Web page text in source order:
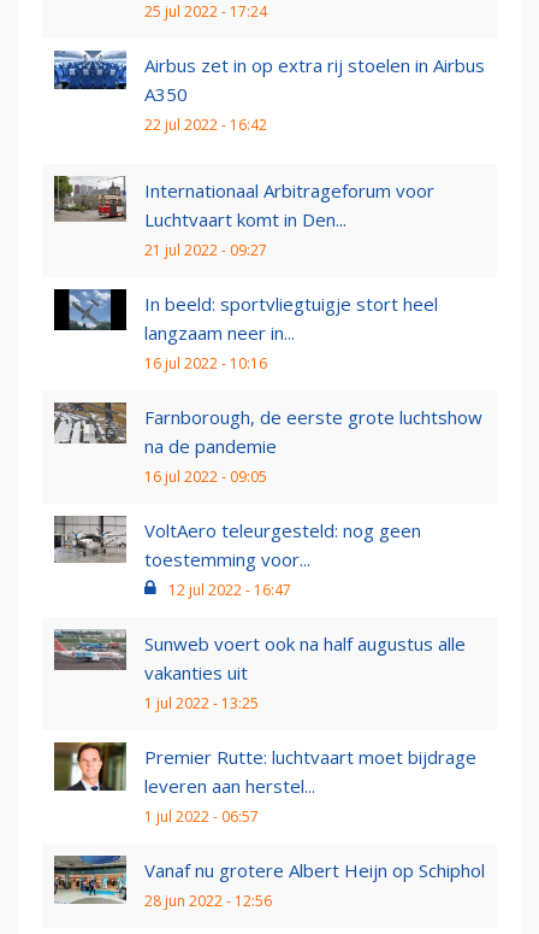
25 jul 2022 - 17:24
Airbus zet in op extra rij stoelen in Airbus
A350
22 jul 2022 - 16:42
Internationaal Arbitrageforum voor
Luchtvaart komt in Den...
21 jul 2022 - 09:27
In beeld: sportvliegtuigje stort heel
langzaam neer in...
16 jul 2022 - 10:16
Farnborough, de eerste grote luchtshow
na de pandemie
16 jul 2022 - 09:05
VoltAero teleurgesteld: nog geen
toestemming voor...
12 jul 2022 - 16:47
Sunweb voert ook na half augustus alle
vakanties uit
1 jul 2022 - 13:25
Premier Rutte: luchtvaart moet bijdrage
leveren aan herstel...
1 jul 2022 - 06:57
Vanaf nu grotere Albert Heijn op Schiphol
28 jun 2022 - 12:56